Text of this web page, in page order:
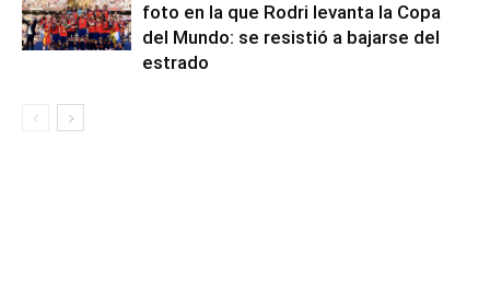
foto en la que Rodri levanta la Copa
del Mundo: se resistió a bajarse del
estrado